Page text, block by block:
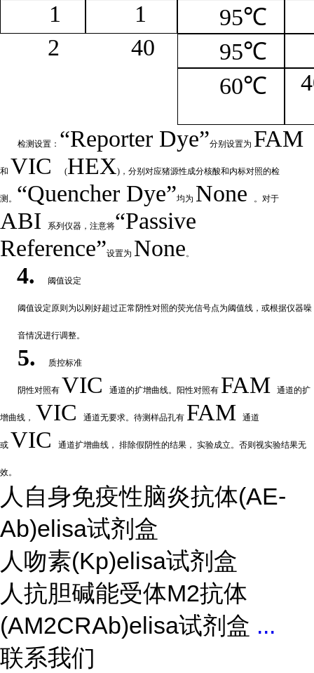
1 1
95℃
2
40
95℃
60℃
4
检测设置： “Reporter Dye”分别设置为 FAM
和 VIC(HEX)，分别对应猪源性成分核酸和内标对照的检
测。 “Quencher Dye”均为 None 。对于
ABI 系列仪器，注意将“Passive
Reference”设置为 None。
4. 阈值设定
阈值设定原则为以刚好超过正常阴性对照的荧光信号点为阈值线，或根据仪器噪
音情况进行调整。
5. 质控标准
阴性对照有 VIC通道的扩增曲线。阳性对照有 FAM通道的扩
增曲线， VIC通道无要求。待测样品孔有 FAM通道
或 VIC 通道扩增曲线， 排除假阴性的结果， 实验成立。否则视实验结果无
效。
人自身免疫性脑炎抗体(AE-
Ab)elisa试剂盒
人吻素(Kp)elisa试剂盒
人抗胆碱能受体M2抗体
(AM2CRAb)elisa试剂盒 ...
联系我们